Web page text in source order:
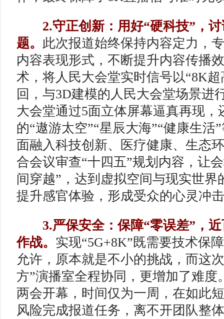
2.守正创新：用好“硬科技”，
题。 此次报道始终保持内容定力，
内容表现形式，不断提升内容传播
术，将人民大会堂实时信号以“8K
回，与3D建模的人民大会堂场景进
大会堂通过5面立体屏幕逼真再现，
的“遨游太空”“星辰大海”“健康生活
面融入科技创新、医疗健康、生态
合会议审查“十四五”规划内容，让
间穿越”，达到虚拟空间与现实世界
提升感官体验，形成受众的心灵冲
3.严保安全：保障“零误差”，
作战。 实现“5G+8K”既需要技术保
允许，原本就是不小的挑战，而这
方”演播室全程协同，更增加了难度
两会开幕，时间仅为一周，在如此
风险完成报道任务，离不开团队整